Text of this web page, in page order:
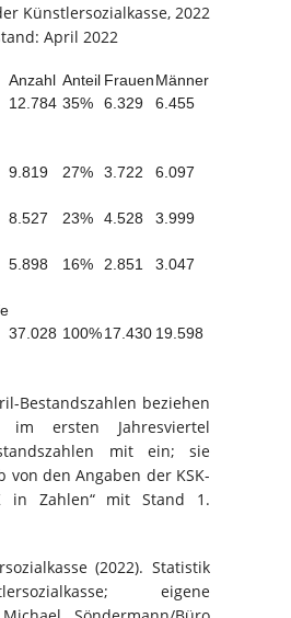
Künstlersozialkasse, 2022
April 2022
Anzahl Anteil FrauenMänner
12.784 35% 6.329 6.455
9.819 27% 3.722 6.097
8.527 23% 4.528 3.999
5.898 16% 2.851 3.047
37.028 100%17.430 19.598
Bestandszahlen beziehen
im ersten Jahresviertel
mit ein; sie
von den Angaben der KSK-
in Zahlen“ mit Stand 1.
(2022). Statistik
eigene